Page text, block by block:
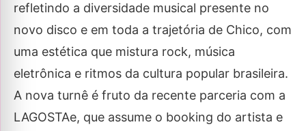
refletindo a diversidade musical presente no
novo disco e em toda a trajetória de Chico, com
uma estética que mistura rock, música
eletrônica e ritmos da cultura popular brasileira.
A nova turnê é fruto da recente parceria com a
LAGOSTAe, que assume o booking do artista e